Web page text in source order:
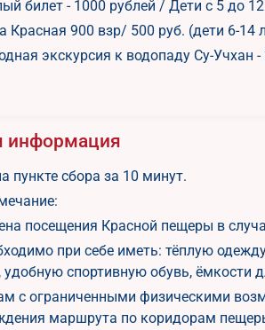
билет - 1000 рублей / Дети с 5 до
Красная 900 взр/ 500 руб. (дети 6-14
экскурсия к водопаду Су-Учхан -
информация
пункте сбора за 10 минут.
посещения Красной пещеры в
при себе иметь: тёплую
удобную спортивную обувь, ёмкости
с ограниченными физическими
маршрута по коридорам